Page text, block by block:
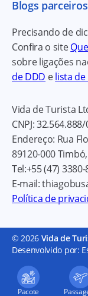
Blogs parceiros
Precisando de
Confira o site
sobre ligações
de DDD elista de
Vida de Turista
CNPJ:32.564.888/
Endereço: Rua
89120-000
Tel:+55 (47)
E-mail:
Política de
© 2026 Vida de
Desenvolvido por:
Pacote